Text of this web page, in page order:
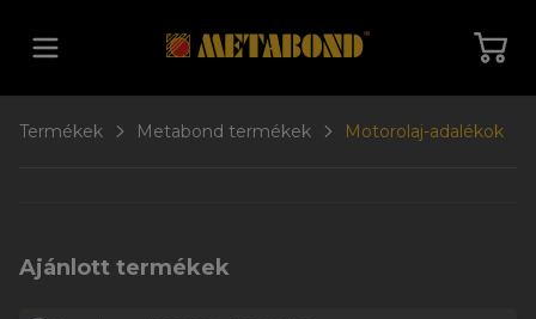
Termékek Metabond termékek Motorolaj-adalékok
Ajánlott termékek